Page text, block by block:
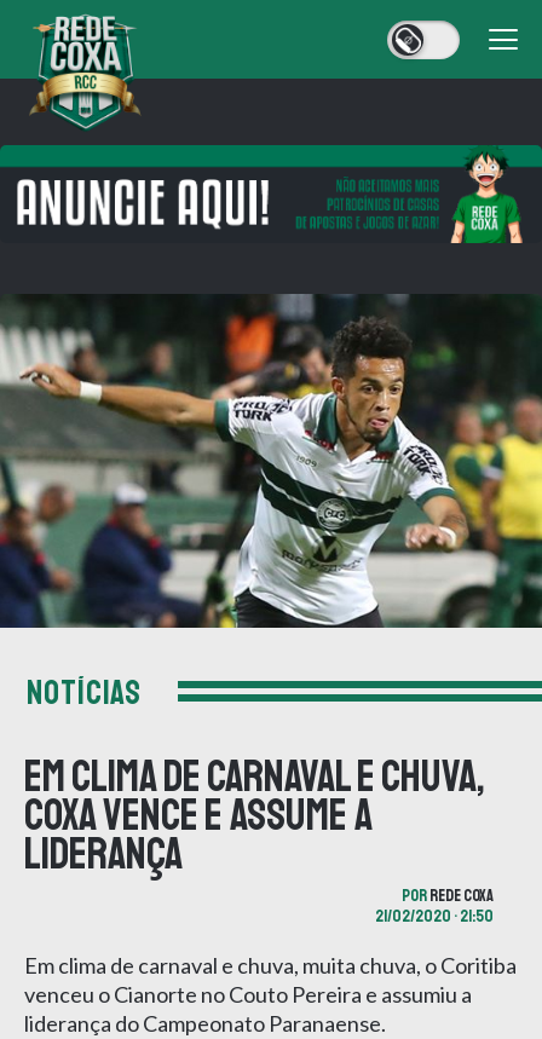
NOTÍCIAS
Em clima de carnaval e chuva,
Coxa vence e assume a
liderança
PORREDE COXA
21/02/2020 • 21:50
Em clima de carnaval e chuva, muita chuva, o Coritiba
venceu o Cianorte no Couto Pereira e assumiu a
liderança do Campeonato Paranaense.